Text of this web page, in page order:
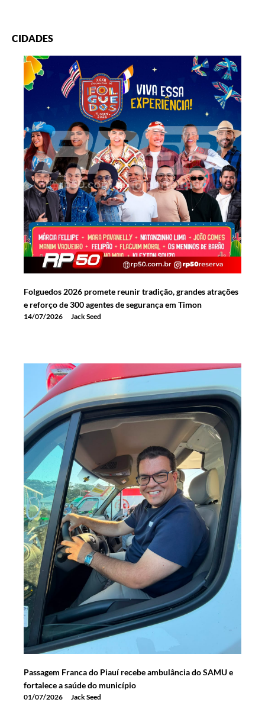
CIDADES
Folguedos 2026 promete reunir tradição, grandes atrações
e reforço de 300 agentes de segurança em Timon
14/07/2026 Jack Seed
Passagem Franca do Piauí recebe ambulância do SAMU e
fortalece a saúde do município
01/07/2026 Jack Seed